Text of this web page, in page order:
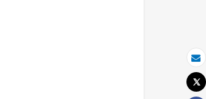
بريد الكتروني
طباعة
Tweet